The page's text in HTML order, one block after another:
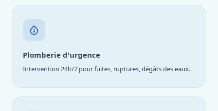
Plomberie d'urgence
Intervention 24h/7 pour fuites, ruptures, dégâts des eaux.